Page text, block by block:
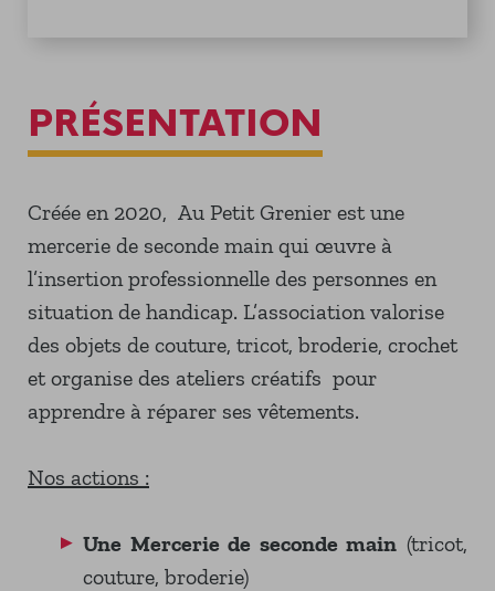
PRÉSENTATION
Créée en 2020, Au Petit Grenier est une
mercerie de seconde main qui œuvre à
l’insertion professionnelle des personnes en
situation de handicap. L’association valorise
des objets de couture, tricot, broderie, crochet
et organise des ateliers créatifs pour
apprendre à réparer ses vêtements.
Nos actions :
Une Mercerie de seconde main (tricot,
couture, broderie)